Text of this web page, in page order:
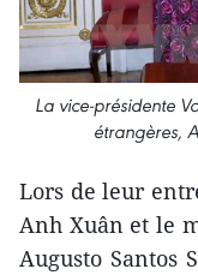
La vice-présidente
étrangères,
Lors de leur
Anh Xuân et le
Augusto Santos